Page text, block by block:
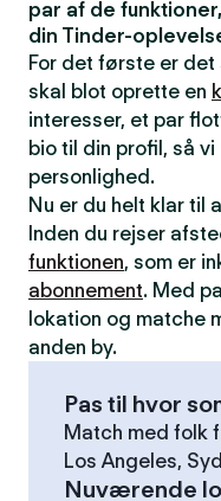
par af de
din Tinder-
For det første er det
skal blot oprette en
interesser, et par
bio til din profil, så
personlighed.
Nu er du helt klar til
Inden du rejser
funktionen, som er
abonnement. Med
lokation og matche
anden by.
Pas til hvor
Match med folk
Los Angeles,
Nuværende